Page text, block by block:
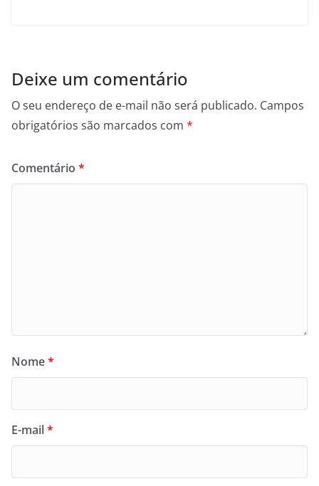
Deixe um comentário
O seu endereço de e-mail não será publicado. Campos
obrigatórios são marcados com *
Comentário *
Nome*
E-mail*